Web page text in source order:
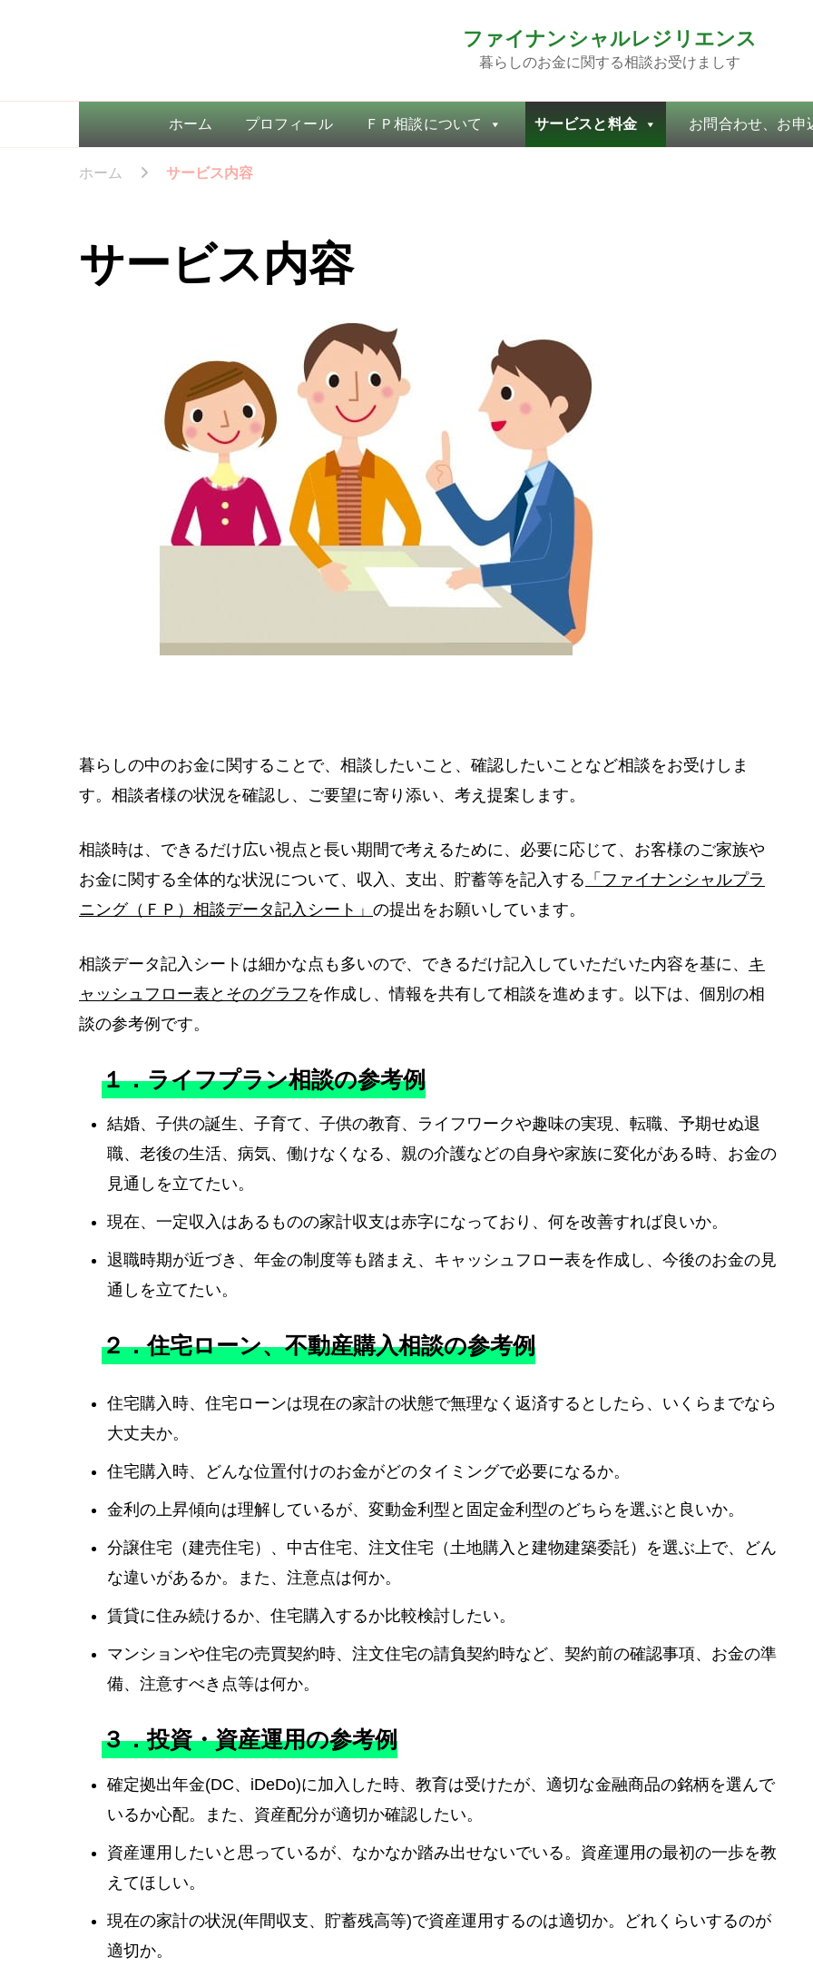
ファイナンシャルレジリエンス
暮らしのお金に関する相談お受けましす
ホーム プロフィール ＦＰ相談について サービスと料金 お問合わせ、お申
ホーム サービス内容
サービス内容
暮らしの中のお金に関することで、相談したいこと、確認したいことなど相談をお受けしま
す。相談者様の状況を確認し、ご要望に寄り添い、考え提案します。
相談時は、できるだけ広い視点と長い期間で考えるために、必要に応じて、お客様のご家族や
お金に関する全体的な状況について、収入、支出、貯蓄等を記入する 「ファイナンシャルプラ
ニング（ＦＰ）相談データ記入シート」 の提出をお願いしています。
相談データ記入シートは細かな点も多いので、できるだけ記入していただいた内容を基に、 キ
ャッシュフロー表とそのグラフ を作成し、情報を共有して相談を進めます。以下は、個別の相
談の参考例です。
１．ライフプラン相談の参考例
結婚、子供の誕生、子育て、子供の教育、ライフワークや趣味の実現、転職、予期せぬ退
職、老後の生活、病気、働けなくなる、親の介護などの自身や家族に変化がある時、お金の
見通しを立てたい。
現在、一定収入はあるものの家計収支は赤字になっており、何を改善すれば良いか。
退職時期が近づき、年金の制度等も踏まえ、キャッシュフロー表を作成し、今後のお金の見
通しを立てたい。
２．住宅ローン、不動産購入相談の参考例
住宅購入時、住宅ローンは現在の家計の状態で無理なく返済するとしたら、いくらまでなら
大丈夫か。
住宅購入時、どんな位置付けのお金がどのタイミングで必要になるか。
金利の上昇傾向は理解しているが、変動金利型と固定金利型のどちらを選ぶと良いか。
分譲住宅（建売住宅）、中古住宅、注文住宅（土地購入と建物建築委託）を選ぶ上で、どん
な違いがあるか。また、注意点は何か。
賃貸に住み続けるか、住宅購入するか比較検討したい。
マンションや住宅の売買契約時、注文住宅の請負契約時など、契約前の確認事項、お金の準
備、注意すべき点等は何か。
３．投資・資産運用の参考例
確定拠出年金(DC、iDeDo)に加入した時、教育は受けたが、適切な金融商品の銘柄を選んで
いるか心配。また、資産配分が適切か確認したい。
資産運用したいと思っているが、なかなか踏み出せないでいる。資産運用の最初の一歩を教
えてほしい。
現在の家計の状況(年間収支、貯蓄残高等)で資産運用するのは適切か。どれくらいするのが
適切か。